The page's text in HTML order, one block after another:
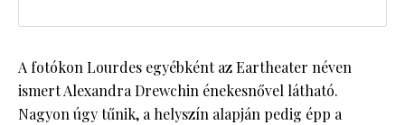
A fotókon Lourdes egyébként az Eartheater néven
ismert Alexandra Drewchin énekesnővel látható.
Nagyon úgy tűnik, a helyszín alapján pedig épp a